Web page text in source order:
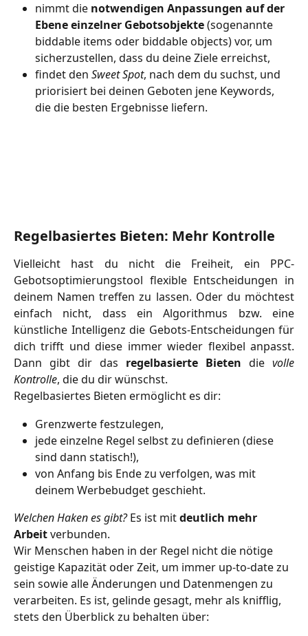
nimmt die notwendigen Anpassungen auf der
Ebene einzelner Gebotsobjekte (sogenannte
biddable items oder biddable objects) vor, um
sicherzustellen, dass du deine Ziele erreichst,
findet den Sweet Spot, nach dem du suchst, und
priorisiert bei deinen Geboten jene Keywords,
die die besten Ergebnisse liefern.
Regelbasiertes Bieten: Mehr Kontrolle
Vielleicht hast du nicht die Freiheit, ein PPC-
Gebotsoptimierungstool flexible Entscheidungen in
deinem Namen treffen zu lassen. Oder du möchtest
einfach nicht, dass ein Algorithmus bzw. eine
künstliche Intelligenz die Gebots-Entscheidungen für
dich trifft und diese immer wieder flexibel anpasst.
Dann gibt dir das regelbasierte Bieten die volle
Kontrolle, die du dir wünschst.
Regelbasiertes Bieten ermöglicht es dir:
Grenzwerte festzulegen,
jede einzelne Regel selbst zu definieren (diese
sind dann statisch!),
von Anfang bis Ende zu verfolgen, was mit
deinem Werbebudget geschieht.
Welchen Haken es gibt? Es ist mit deutlich mehr
Arbeit verbunden.
Wir Menschen haben in der Regel nicht die nötige
geistige Kapazität oder Zeit, um immer up-to-date zu
sein sowie alle Änderungen und Datenmengen zu
verarbeiten. Es ist, gelinde gesagt, mehr als knifflig,
stets den Überblick zu behalten über: